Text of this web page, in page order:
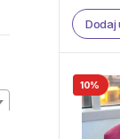
Dodaj
10%